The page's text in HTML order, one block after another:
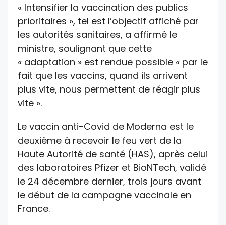
« Intensifier la vaccination des publics
prioritaires », tel est l’objectif affiché par
les autorités sanitaires, a affirmé le
ministre, soulignant que cette
« adaptation » est rendue possible « par le
fait que les vaccins, quand ils arrivent
plus vite, nous permettent de réagir plus
vite ».
Le vaccin anti-Covid de Moderna est le
deuxième à recevoir le feu vert de la
Haute Autorité de santé (HAS), après celui
des laboratoires Pfizer et BioNTech, validé
le 24 décembre dernier, trois jours avant
le début de la campagne vaccinale en
France.